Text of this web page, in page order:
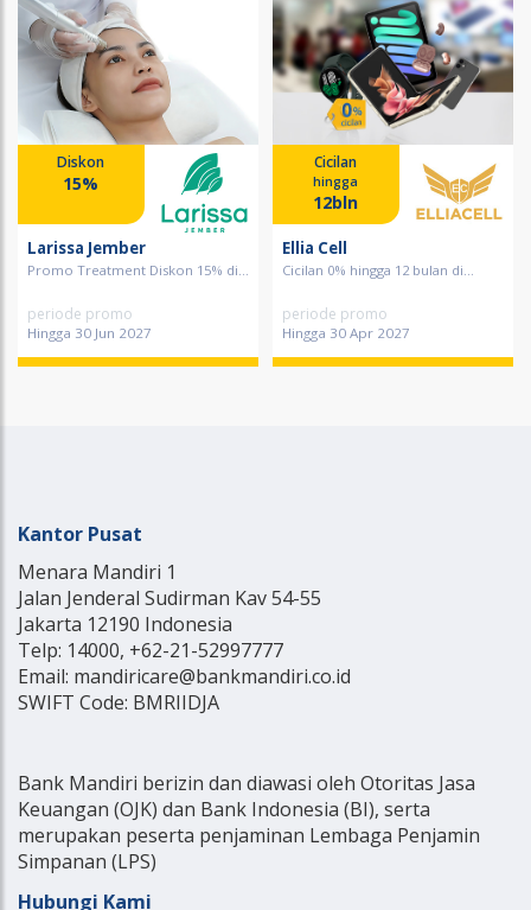
Diskon
15%
Larissa Jember
Promo Treatment Diskon 15% di...
periode promo
Hingga 30 Jun 2027
Cicilan
hingga
12bln
Ellia Cell
Cicilan 0% hingga 12 bulan di...
periode promo
Hingga 30 Apr 2027
Kantor Pusat
Menara Mandiri 1
Jalan Jenderal Sudirman Kav 54-55
Jakarta 12190 Indonesia
Telp: 14000, +62-21-52997777
Email: mandiricare@bankmandiri.co.id
SWIFT Code: BMRIIDJA
Bank Mandiri berizin dan diawasi oleh Otoritas Jasa
Keuangan (OJK) dan Bank Indonesia (BI), serta
merupakan peserta penjaminan Lembaga Penjamin
Simpanan (LPS)
Hubungi Kami